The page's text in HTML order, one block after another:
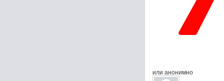
или анонимно